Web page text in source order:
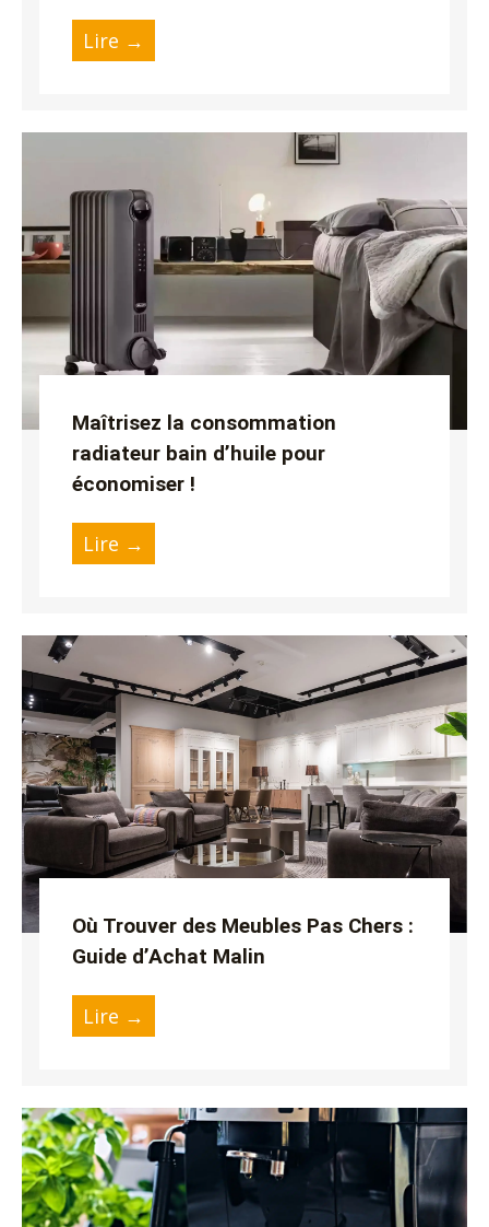
Lire →
Maîtrisez la consommation
radiateur bain d’huile pour
économiser !
Lire →
Où Trouver des Meubles Pas Chers :
Guide d’Achat Malin
Lire →